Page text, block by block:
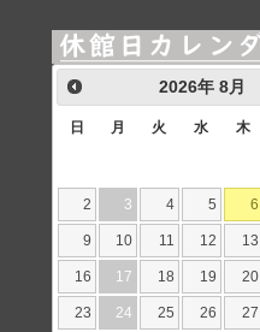
2026年8月
日 月 火 水 木
2 3 4 5 6
9 10 11 12 13
16 17 18 19 20
23 24 25 26 27